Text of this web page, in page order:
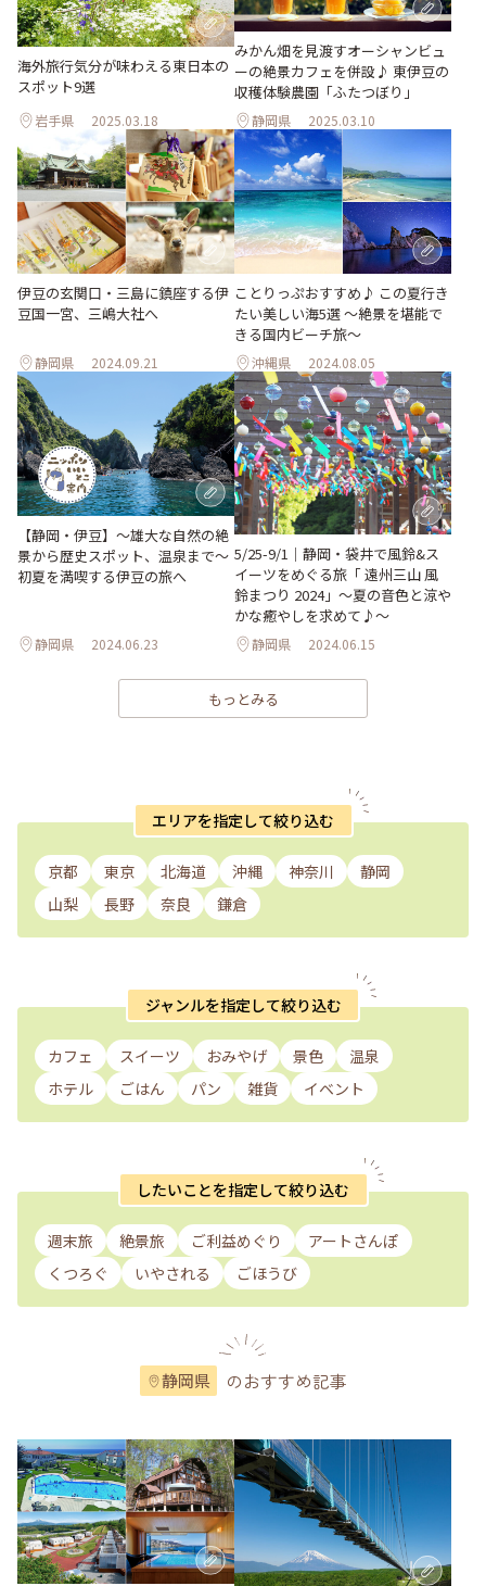
海外旅行気分が味わえる東日本の
スポット9選
岩手県 2025.03.18
みかん畑を見渡すオーシャンビュ
ーの絶景カフェを併設♪ 東伊豆の
収穫体験農園「ふたつぼり」
静岡県 2025.03.10
伊豆の玄関口・三島に鎮座する伊
豆国一宮、三嶋大社へ
静岡県 2024.09.21
ことりっぷおすすめ♪ この夏行き
たい美しい海5選 〜絶景を堪能で
きる国内ビーチ旅～
沖縄県 2024.08.05
【静岡・伊豆】〜雄大な自然の絶
景から歴史スポット、温泉まで〜
初夏を満喫する伊豆の旅へ
静岡県 2024.06.23
5/25-9/1｜静岡・袋井で風鈴&ス
イーツをめぐる旅「 遠州三山 風
鈴まつり 2024」～夏の音色と涼や
かな癒やしを求めて♪～
静岡県 2024.06.15
もっとみる
エリアを指定して絞り込む
京都 東京 北海道 沖縄 神奈川
静岡
山梨
長野 奈良 鎌倉
ジャンルを指定して絞り込む
カフェ スイーツ おみやげ 景色
温泉
ホテル
ごはん パン 雑貨 イベント
したいことを指定して絞り込む
週末旅 絶景旅 ご利益めぐり
アートさんぽ
くつろぐ
いやされる ごほうび
静岡県 のおすすめ記事